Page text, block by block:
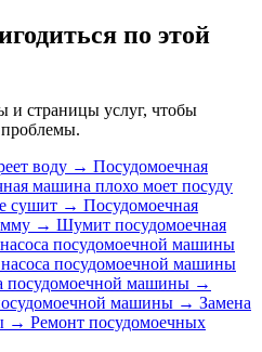
по этой
и страницы услуг, чтобы
воду → Посудомоечная
машина плохо моет посуду
сушит → Посудомоечная
→ Шумит посудомоечная
посудомоечной машины
посудомоечной машины
посудомоечной машины →
машины → Замена
→ Ремонт посудомоечных